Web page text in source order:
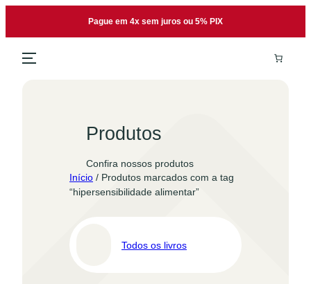
o
Pague em 4x sem juros ou 5% PIX
Produtos
Confira nossos produtos
Início / Produtos marcados com a tag
“hipersensibilidade alimentar”
Todos os livros